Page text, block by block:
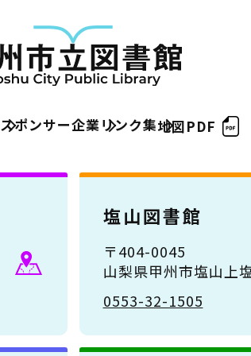
スポンサー企業リンク集地図PDF
塩山図書館
〒404-0045
山梨県甲州市塩山上
0553-32-1505